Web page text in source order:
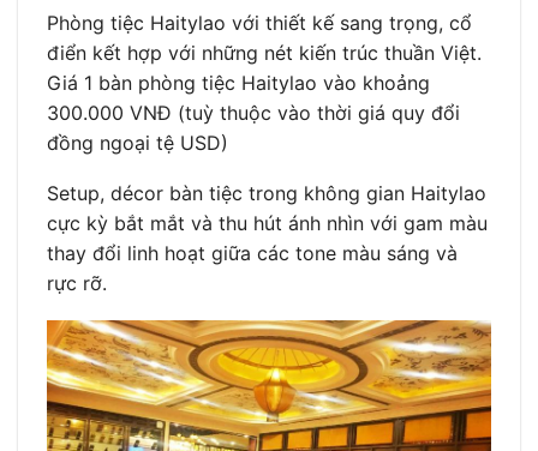
Phòng tiệc Haitylao với thiết kế sang trọng, cổ
điển kết hợp với những nét kiến trúc thuần Việt.
Giá 1 bàn phòng tiệc Haitylao vào khoảng
300.000 VNĐ (tuỳ thuộc vào thời giá quy đổi
đồng ngoại tệ USD)
Setup, décor bàn tiệc trong không gian Haitylao
cực kỳ bắt mắt và thu hút ánh nhìn với gam màu
thay đổi linh hoạt giữa các tone màu sáng và
rực rỡ.